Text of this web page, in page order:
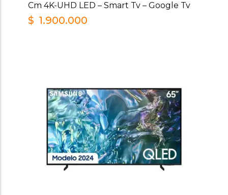
Cm 4K-UHD LED – Smart Tv – Google Tv
$ 1.900.000